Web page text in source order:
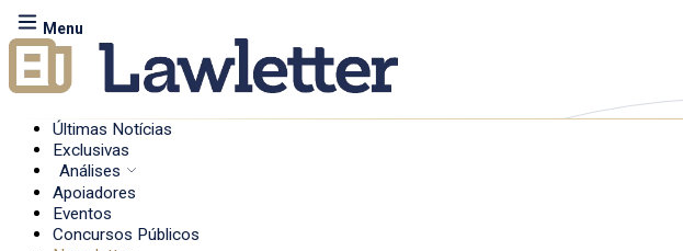
Menu
Últimas Notícias
Exclusivas
Análises
Apoiadores
Eventos
Concursos Públicos